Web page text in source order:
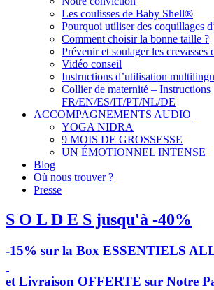
Les coulisses de Baby Shell®
Pourquoi utiliser des coquillages
Comment choisir la bonne taille ?
Prévenir et soulager les crevasses
Vidéo conseil
Instructions d’utilisation
Collier de maternité – Instructions
FR/EN/ES/IT/PT/NL/DE
ACCOMPAGNEMENTS AUDIO
YOGA NIDRA
9 MOIS DE GROSSESSE
UN ÉMOTIONNEL INTENSE
Blog
Où nous trouver ?
Presse
S O L D E S jusqu'à -40%
-15% sur la Box ESSENTIELS
et Livraison OFFERTE sur Notre